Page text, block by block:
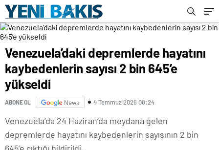
Venezuela’daki depremlerde hayatını
kaybedenlerin sayısı 2 bin 645’e
yükseldi
ABONE OL News 4 Temmuz 2026 08:24
Venezuela’da 24 Haziran’da meydana gelen
depremlerde hayatını kaybedenlerin sayısının 2 bin